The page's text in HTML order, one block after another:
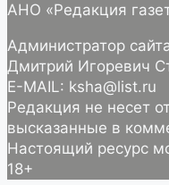
АНО «Редакция
Администратор
Дмитрий Игоревич
E-MAIL: ksha@list.ru
Редакция не несет
высказанные в
Настоящий ресурс
18+